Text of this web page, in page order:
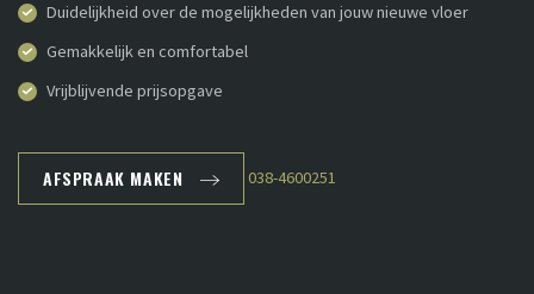
Duidelijkheid over de mogelijkheden van jouw nieuwe vloer
Gemakkelijk en comfortabel
Vrijblijvende prijsopgave
AFSPRAAK MAKEN 038-4600251